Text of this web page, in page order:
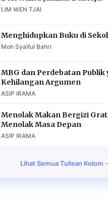
LIM WEN TJAI
Menghidupkan Buku di
Moh Syaiful Bahri
MBG dan Perdebatan Publik
Kehilangan Argumen
ASIP IRAMA
Menolak Makan Bergizi
Menolak Masa Depan
ASIP IRAMA
Lihat Semua Tulisan Kolom